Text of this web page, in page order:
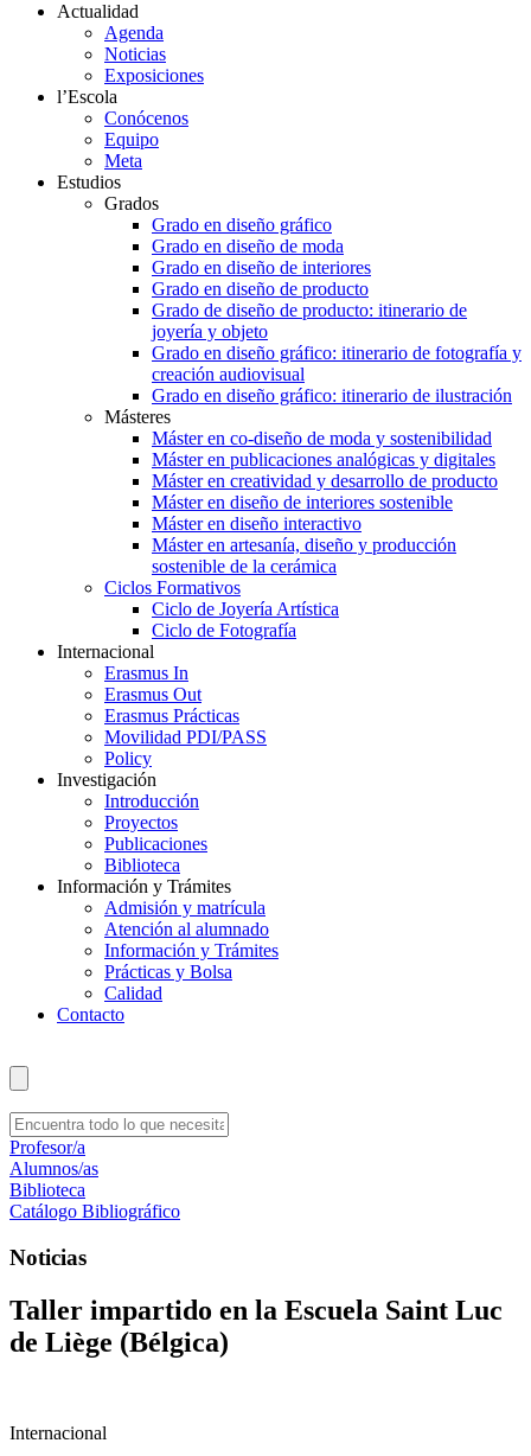
Actualidad
Agenda
Noticias
Exposiciones
l’Escola
Conócenos
Equipo
Meta
Estudios
Grados
Grado en diseño gráfico
Grado en diseño de moda
Grado en diseño de interiores
Grado en diseño de producto
Grado de diseño de producto: itinerario de
joyería y objeto
Grado en diseño gráfico: itinerario de fotografía y
creación audiovisual
Grado en diseño gráfico: itinerario de ilustración
Másteres
Máster en co-diseño de moda y sostenibilidad
Máster en publicaciones analógicas y digitales
Máster en creatividad y desarrollo de producto
Máster en diseño de interiores sostenible
Máster en diseño interactivo
Máster en artesanía, diseño y producción
sostenible de la cerámica
Ciclos Formativos
Ciclo de Joyería Artística
Ciclo de Fotografía
Internacional
Erasmus In
Erasmus Out
Erasmus Prácticas
Movilidad PDI/PASS
Policy
Investigación
Introducción
Proyectos
Publicaciones
Biblioteca
Información y Trámites
Admisión y matrícula
Atención al alumnado
Información y Trámites
Prácticas y Bolsa
Calidad
Contacto
Profesor/a
Alumnos/as
Biblioteca
Catálogo Bibliográfico
Noticias
Taller impartido en la Escuela Saint Luc
de Liège (Bélgica)
Internacional